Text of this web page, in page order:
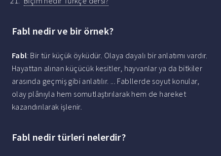
Fabl nedir ve bir örnek?
Fabl: Bir tür küçük öyküdür. Olaya dayalı bir anlatımı vardır.
Hayattan alınan küçücük kesitler, hayvanlar ya da bitkiler
arasında geçmiş gibi anlatılır. ... Fabllerde soyut konular,
olay plânıyla hem somutlaştırılarak hem de hareket
kazandırılarak işlenir.
Fabl nedir türleri nelerdir?